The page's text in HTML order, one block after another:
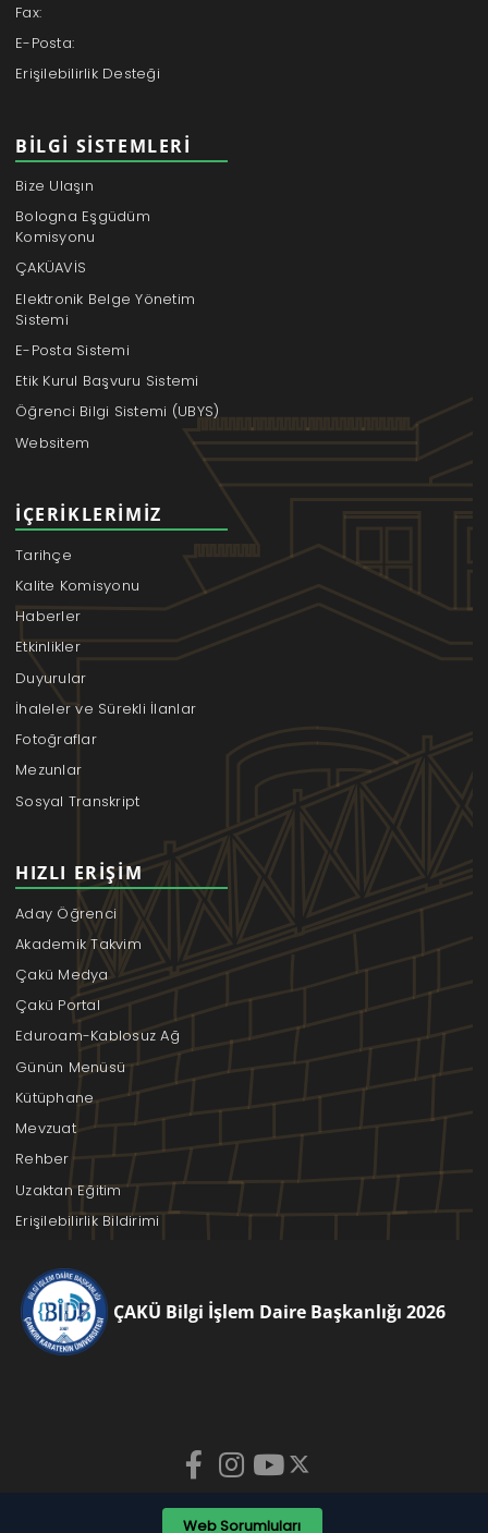
Fax:
E-Posta:
Erişilebilirlik Desteği
BILGI SISTEMLERI
Bize Ulaşın
Bologna Eşgüdüm
Komisyonu
ÇAKÜAVİS
Elektronik Belge Yönetim
Sistemi
E-Posta Sistemi
Etik Kurul Başvuru Sistemi
Öğrenci Bilgi Sistemi (UBYS)
Websitem
İÇERIKLERIMIZ
Tarihçe
Kalite Komisyonu
Haberler
Etkinlikler
Duyurular
İhaleler ve Sürekli İlanlar
Fotoğraflar
Mezunlar
Sosyal Transkript
HIZLI ERIŞIM
Aday Öğrenci
Akademik Takvim
Çakü Medya
Çakü Portal
Eduroam-Kablosuz Ağ
Günün Menüsü
Kütüphane
Mevzuat
Rehber
Uzaktan Eğitim
Erişilebilirlik Bildirimi
ÇAKÜ Bilgi İşlem Daire Başkanlığı 2026
Web Sorumluları